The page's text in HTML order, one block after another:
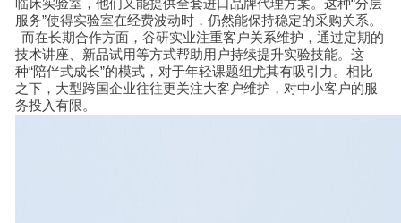
服务”使得实验室在经费波动时，仍然能保持稳定的采购关系。
而在长期合作方面，谷研实业注重客户关系维护，通过定期的
技术讲座、新品试用等方式帮助用户持续提升实验技能。这
种“陪伴式成长”的模式，对于年轻课题组尤其有吸引力。相比
之下，大型跨国企业往往更关注大客户维护，对中小客户的服
务投入有限。